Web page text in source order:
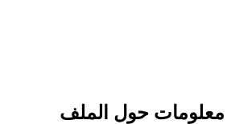
معلومات حول الملف